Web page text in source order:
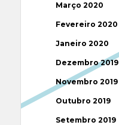
Março 2020
Fevereiro 2020
Janeiro 2020
Dezembro 2019
Novembro 2019
Outubro 2019
Setembro 2019